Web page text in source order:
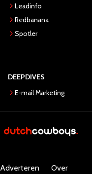
Leadinfo
Redbanana
Spotler
DEEPDIVES
E-mail Marketing
Adverteren Over